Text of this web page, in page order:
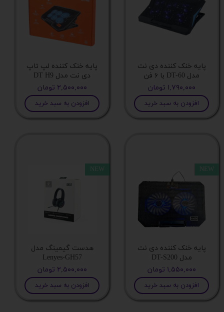
پنل
مدل صفحه
پورتVGA
رنگ مانیتور
خدوجی هدفون
خروجی صدا
پورت DVI
پایه خنک کننده دی نت
مدل DT-60 با ۶ فن
۱,۷۹۰,۰۰۰ تومان
افزودن به سبد خرید
پایه خنک کننده لپ تاپ
دی نت مدل DT H9
۲,۵۰۰,۰۰۰ تومان
افزودن به سبد خرید
پایه خنک کننده دی نت
مدل DT-S200
۱,۵۵۰,۰۰۰ تومان
افزودن به سبد خرید
NEW
هدست گیمینگ مدل
Lenyes-GH57
۲,۵۰۰,۰۰۰ تومان
افزودن به سبد خرید
NEW